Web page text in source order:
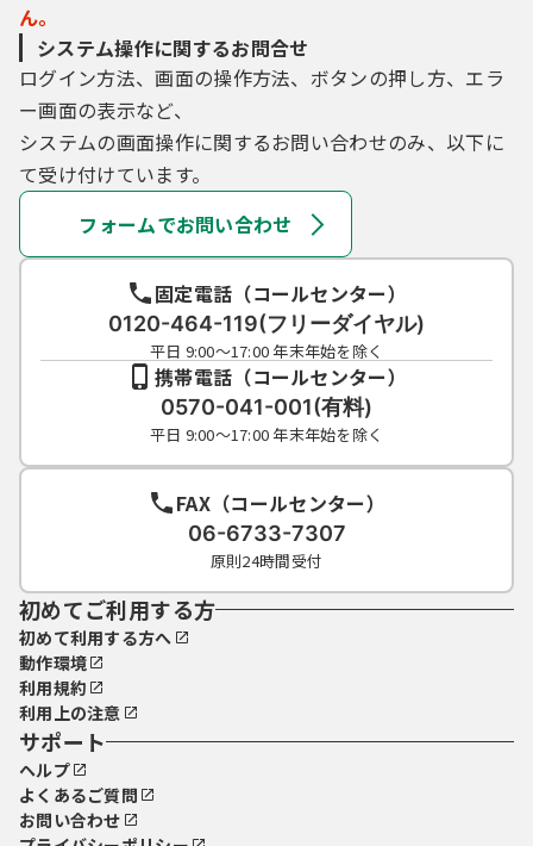
ん。
システム操作に関するお問合せ
ログイン方法、画面の操作方法、ボタンの押し方、エラ
ー画面の表示など、
システムの画面操作に関するお問い合わせのみ、以下に
て受け付けています。
フォームでお問い合わせ
固定電話（コールセンター）
0120-464-119(フリーダイヤル)
平日 9:00～17:00 年末年始を除く
携帯電話（コールセンター）
0570-041-001(有料)
平日 9:00～17:00 年末年始を除く
FAX（コールセンター）
06-6733-7307
原則24時間受付
初めてご利用する方
初めて利用する方へ
動作環境
利用規約
利用上の注意
サポート
ヘルプ
よくあるご質問
お問い合わせ